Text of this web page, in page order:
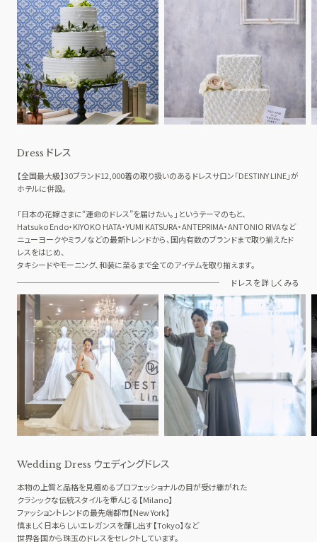
Dress ドレス
【全国最大級】30ブランド12,000着の取り扱いのあるドレスサロン「DESTINY LINE」が
ホテルに併設。
「日本の花嫁さまに“運命のドレス”を届けたい。」というテーマのもと、
Hatsuko Endo・KIYOKO HATA・YUMI KATSURA・ANTEPRIMA・ANTONIO RIVAなど
ニューヨークやミラノなどの最新トレンドから、国内有数のブランドまで取り揃えたド
レスをはじめ、
タキシードやモーニング、和装に至るまで全てのアイテムを取り揃えます。
ドレスを詳しくみる
Wedding Dress ウェディングドレス
本物の上質と品格を見極めるプロフェッショナルの目が受け継がれた
クラシックな伝統スタイルを重んじる【Milano】
ファッショントレンドの最先端都市【New York】
慎ましく日本らしいエレガンスを醸し出す【Tokyo】など
世界各国から珠玉のドレスをセレクトしています。